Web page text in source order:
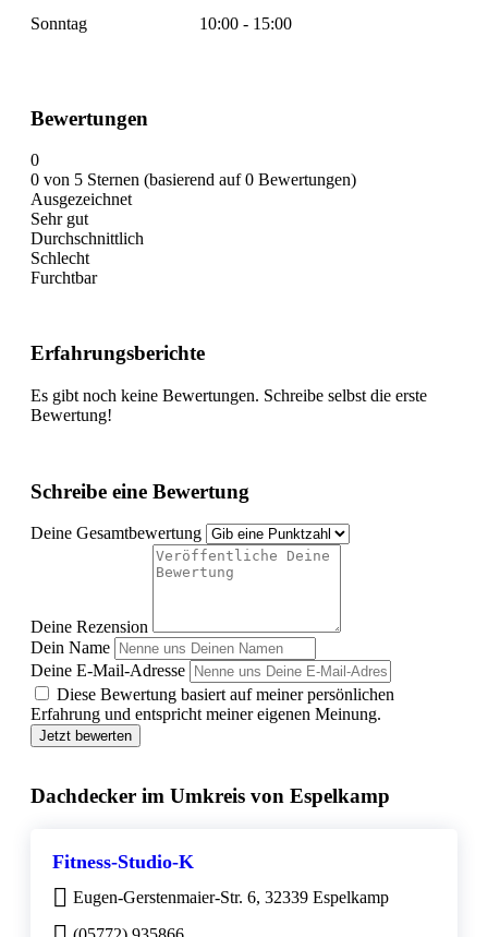
Sonntag
10:00 - 15:00
Bewertungen
0
0 von 5 Sternen (basierend auf 0 Bewertungen)
Ausgezeichnet
Sehr gut
Durchschnittlich
Schlecht
Furchtbar
Erfahrungsberichte
Es gibt noch keine Bewertungen. Schreibe selbst die erste
Bewertung!
Schreibe eine Bewertung
Deine Gesamtbewertung
Deine Rezension
Dein Name
Deine E-Mail-Adresse
Diese Bewertung basiert auf meiner persönlichen
Erfahrung und entspricht meiner eigenen Meinung.
Jetzt bewerten
Dachdecker im Umkreis von Espelkamp
Fitness-Studio-K
Eugen-Gerstenmaier-Str. 6, 32339 Espelkamp